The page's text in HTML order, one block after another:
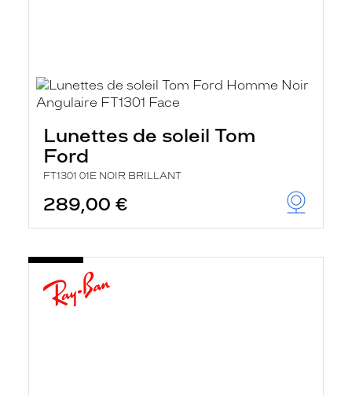
Lunettes de soleil Tom
Ford
FT1301 01E NOIR BRILLANT
289,00 €